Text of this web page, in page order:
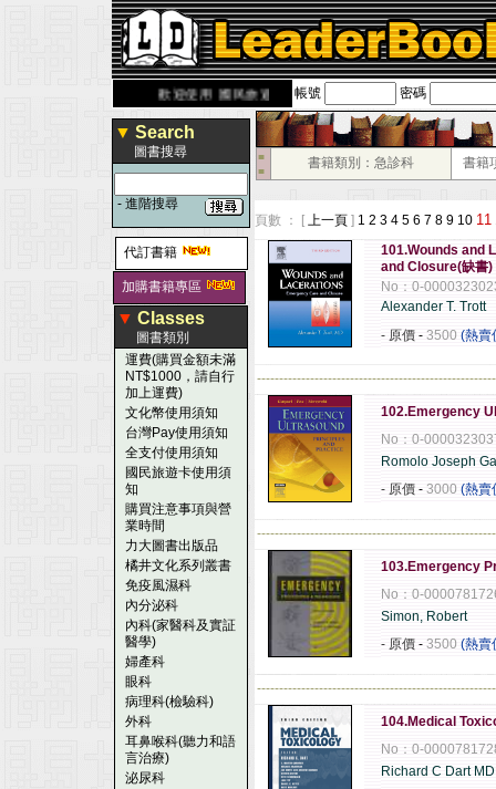
歡迎使用 國民旅遊卡！！ 帳號 密碼
▼ Search
圖書搜尋
- 進階搜尋
代訂書籍
加購書籍專區
▼ Classes
圖書類別
運費(購買金額未滿
NT$1000，請自行
加上運費)
文化幣使用須知
台灣Pay使用須知
全支付使用須知
國民旅遊卡使用須
知
購買注意事項與營
業時間
力大圖書出版品
橘井文化系列叢書
免疫風濕科
內分泌科
內科(家醫科及實証
醫學)
婦產科
眼科
病理科(檢驗科)
外科
耳鼻喉科(聽力和語
言治療)
泌尿科
■
■
書籍類別：急診科 書籍
頁數 ： [ 上一頁 ] 1 2 3 4 5 6 7 8 9 10 11
101.Wounds and
and Closure(缺書)
No：0-
Alexander T. Trott
- 原價 - 3500 (熱賣
102.Emergency
No：0-
Romolo Joseph
- 原價 - 3000 (熱賣
103.Emergency
No：0-
Simon, Robert
- 原價 - 3500 (熱賣
104.Medical
No：0-
Richard C Dart